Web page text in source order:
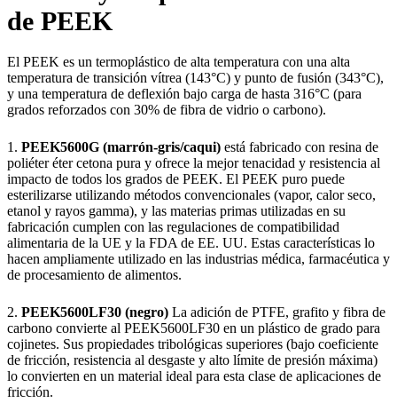
de PEEK
El PEEK es un termoplástico de alta temperatura con una alta
temperatura de transición vítrea (143°C) y punto de fusión (343°C),
y una temperatura de deflexión bajo carga de hasta 316°C (para
grados reforzados con 30% de fibra de vidrio o carbono).
1. PEEK5600G (marrón-gris/caqui) está fabricado con resina de
poliéter éter cetona pura y ofrece la mejor tenacidad y resistencia al
impacto de todos los grados de PEEK. El PEEK puro puede
esterilizarse utilizando métodos convencionales (vapor, calor seco,
etanol y rayos gamma), y las materias primas utilizadas en su
fabricación cumplen con las regulaciones de compatibilidad
alimentaria de la UE y la FDA de EE. UU. Estas características lo
hacen ampliamente utilizado en las industrias médica, farmacéutica y
de procesamiento de alimentos.
2. PEEK5600LF30 (negro) La adición de PTFE, grafito y fibra de
carbono convierte al PEEK5600LF30 en un plástico de grado para
cojinetes. Sus propiedades tribológicas superiores (bajo coeficiente
de fricción, resistencia al desgaste y alto límite de presión máxima)
lo convierten en un material ideal para esta clase de aplicaciones de
fricción.